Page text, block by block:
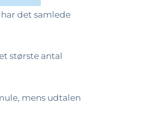
det samlede
største antal
mens udtalen